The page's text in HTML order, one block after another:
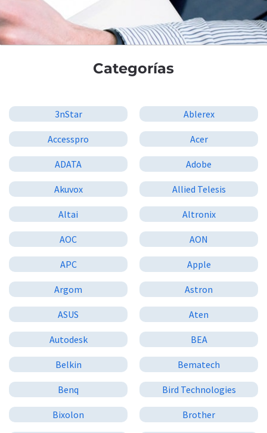
Categorías
3nStar Ablerex
Accesspro Acer
ADATA Adobe
Akuvox Allied Telesis
Altai Altronix
AOC AON
APC Apple
Argom Astron
ASUS Aten
Autodesk BEA
Belkin Bematech
Benq Bird Technologies
Bixolon Brother